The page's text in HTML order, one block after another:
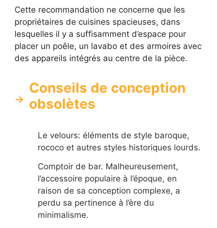
Cette recommandation ne concerne que les
propriétaires de cuisines spacieuses, dans
lesquelles il y a suffisamment d’espace pour
placer un poêle, un lavabo et des armoires avec
des appareils intégrés au centre de la pièce.
Conseils de conception
obsolètes
Le velours: éléments de style baroque,
rococo et autres styles historiques lourds.
Comptoir de bar. Malheureusement,
l’accessoire populaire à l’époque, en
raison de sa conception complexe, a
perdu sa pertinence à l’ère du
minimalisme.